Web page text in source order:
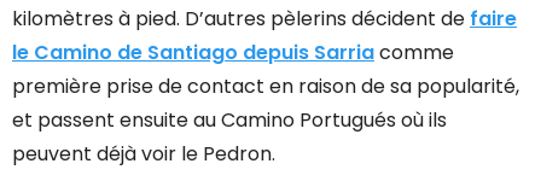
kilomètres à pied. D’autres pèlerins décident de faire
le Camino de Santiago depuis Sarriacomme
première prise de contact en raison de sa popularité,
et passent ensuite au Camino Portugués où ils
peuvent déjà voir le Pedron.